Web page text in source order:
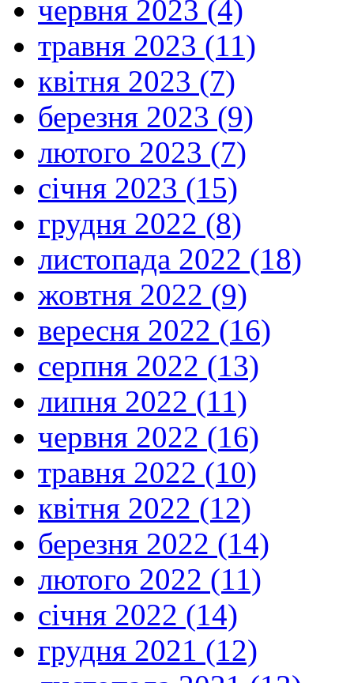
червня 2023 (4)
травня 2023 (11)
квітня 2023 (7)
березня 2023 (9)
лютого 2023 (7)
січня 2023 (15)
грудня 2022 (8)
листопада 2022 (18)
жовтня 2022 (9)
вересня 2022 (16)
серпня 2022 (13)
липня 2022 (11)
червня 2022 (16)
травня 2022 (10)
квітня 2022 (12)
березня 2022 (14)
лютого 2022 (11)
січня 2022 (14)
грудня 2021 (12)